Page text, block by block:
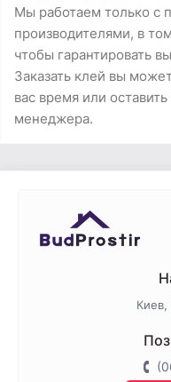
Мы работаем только с
производителями, в
чтобы гарантировать
Заказать клей вы
вас время или
менеджера.
Киев,